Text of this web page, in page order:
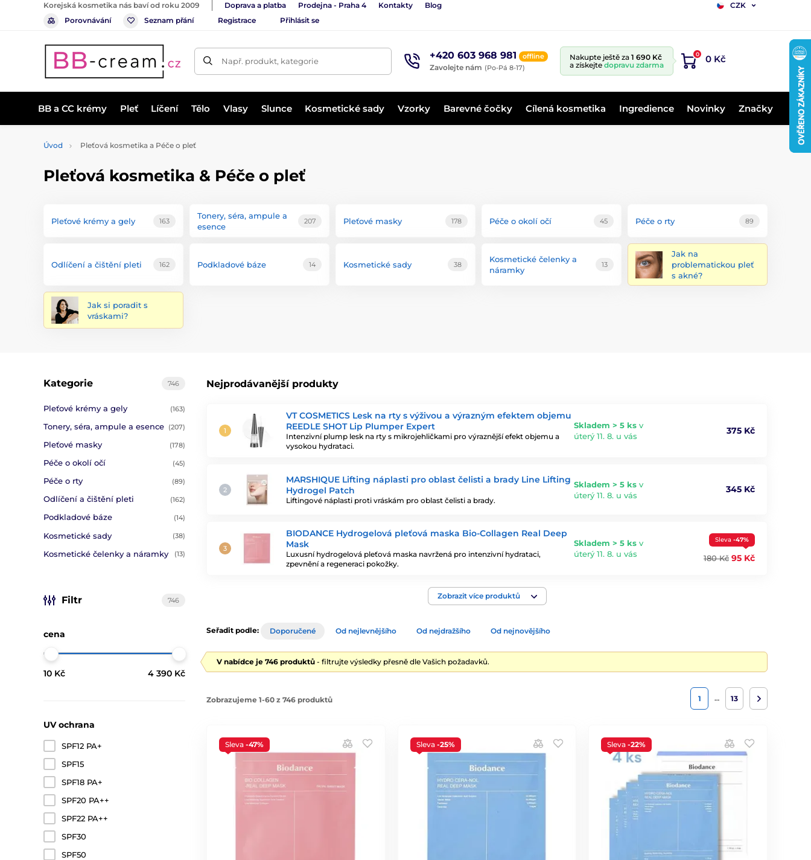
Korejská kosmetika nás baví od roku 2009 Doprava a platba Prodejna - Praha 4 Kontakty Blog
CZK
Porovnávání
Seznam přání Registrace Přihlásit se
Např. produkt, kategorie +420 603 968 981 offline
Zavolejte nám (Po-Pá 8-17)
Nakupte ještě za 1 690 Kč
a získejte dopravu zdarma
0 0 Kč
BB a CC krémy Pleť Líčení Tělo Vlasy Slunce Kosmetické sady Vzorky Barevné čočky Cílená kosmetika Ingredience Novinky Značky
Úvod Pleťová kosmetika a Péče o pleť
Pleťová kosmetika & Péče o pleť
Pleťové krémy a gely 163
Tonery, séra, ampule a
esence
207 Pleťové masky 178 Péče o okolí očí 45 Péče o rty 89
Odlíčení a čištění pleti 162 Podkladové báze 14 Kosmetické sady 38
Kosmetické čelenky a
náramky
13
Jak na
problematickou pleť
s akné?
Jak si poradit s
vráskami?
Nejprodávanější produkty
VT COSMETICS Lesk na rty s výživou a výrazným efektem objemu
REEDLE SHOT Lip Plumper Expert
Intenzivní plump lesk na rty s mikrojehličkami pro výraznější efekt objemu a
vysokou hydrataci.
Skladem > 5 ks v
úterý 11. 8. u vás
375 Kč
MARSHIQUE Lifting náplasti pro oblast čelisti a brady Line Lifting
Hydrogel Patch
Liftingové náplasti proti vráskám pro oblast čelisti a brady.
Skladem > 5 ks v
úterý 11. 8. u vás
345 Kč
BIODANCE Hydrogelová pleťová maska Bio-Collagen Real Deep
Mask
Luxusní hydrogelová pleťová maska navržená pro intenzivní hydrataci,
zpevnění a regeneraci pokožky.
Skladem > 5 ks v
úterý 11. 8. u vás
Sleva -47%
180 Kč 95 Kč
Zobrazit více produktů
746
Kategorie
Pleťové krémy a gely (163)
Tonery, séra, ampule a esence (207)
Pleťové masky (178)
Péče o okolí očí (45)
Péče o rty (89)
Odlíčení a čištění pleti (162)
Podkladové báze (14)
Kosmetické sady (38)
Kosmetické čelenky a náramky (13)
Filtr 746
cena
10 Kč 4 390 Kč
UV ochrana
SPF12 PA+
SPF15
SPF18 PA+
SPF20 PA++
SPF22 PA++
SPF30
SPF50
Seřadit podle: Doporučené Od nejlevnějšího Od nejdražšího Od nejnovějšího
V nabídce je 746 produktů - filtrujte výsledky přesně dle Vašich požadavků.
Zobrazujeme 1-60 z 746 produktů 1 … 13
Sleva -47% Sleva -25% Sleva-22%